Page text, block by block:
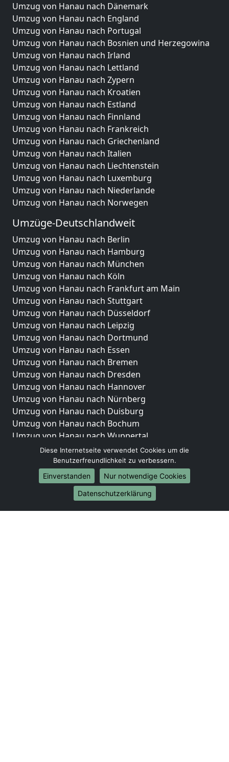
Umzug von Hanau nach Dänemark
Umzug von Hanau nach England
Umzug von Hanau nach Portugal
Umzug von Hanau nach Bosnien und Herzegowina
Umzug von Hanau nach Irland
Umzug von Hanau nach Lettland
Umzug von Hanau nach Zypern
Umzug von Hanau nach Kroatien
Umzug von Hanau nach Estland
Umzug von Hanau nach Finnland
Umzug von Hanau nach Frankreich
Umzug von Hanau nach Griechenland
Umzug von Hanau nach Italien
Umzug von Hanau nach Liechtenstein
Umzug von Hanau nach Luxemburg
Umzug von Hanau nach Niederlande
Umzug von Hanau nach Norwegen
Umzüge-Deutschlandweit
Umzug von Hanau nach Berlin
Umzug von Hanau nach Hamburg
Umzug von Hanau nach München
Umzug von Hanau nach Köln
Umzug von Hanau nach Frankfurt am Main
Umzug von Hanau nach Stuttgart
Umzug von Hanau nach Düsseldorf
Umzug von Hanau nach Leipzig
Umzug von Hanau nach Dortmund
Umzug von Hanau nach Essen
Umzug von Hanau nach Bremen
Umzug von Hanau nach Dresden
Umzug von Hanau nach Hannover
Umzug von Hanau nach Nürnberg
Umzug von Hanau nach Duisburg
Umzug von Hanau nach Bochum
Umzug von Hanau nach Wuppertal
Umzug von Hanau nach Bielefeld
Umzug von Hanau nach Bonn
Umzug von Hanau nach Münster
Internationale-Umzüge
Umzug von Hanau nach Brasilien
Diese Internetseite verwendet Cookies um die
Benutzerfreundlichkeit zu verbessern.
Einverstanden
Nur notwendige Cookies
Datenschutzerklärung